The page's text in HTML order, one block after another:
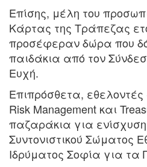
Επίσης, μέλη του
Κάρτας της Τράπεζας
προσέφεραν δώρα που
παιδάκια από τον
Ευχή.
Επιπρόσθετα, εθελοντές
Risk Management και
παζαράκια για
Συντονιστικού Σώματος
Ιδρύματος Σοφία για τα